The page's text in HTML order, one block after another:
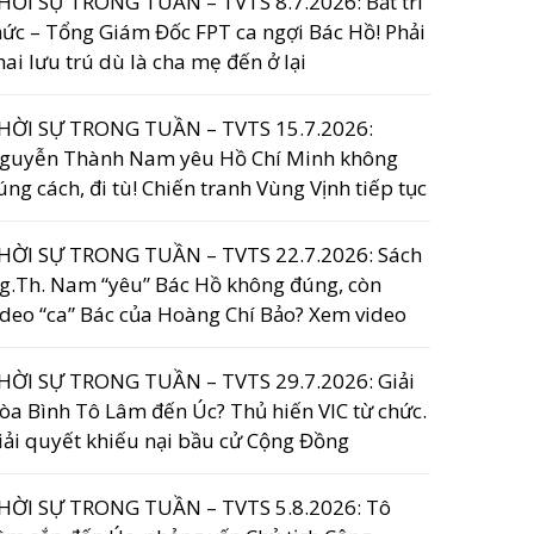
– Tổng Giám Đốc FPT ca ngợi Bác Hồ! Phải
lưu trú dù là cha mẹ đến ở lại
SỰ TRONG TUẦN – TVTS 15.7.2026:
Thành Nam yêu Hồ Chí Minh không
cách, đi tù! Chiến tranh Vùng Vịnh tiếp tục
SỰ TRONG TUẦN – TVTS 22.7.2026: Sách
Nam “yêu” Bác Hồ không đúng, còn
“ca” Bác của Hoàng Chí Bảo? Xem video
SỰ TRONG TUẦN – TVTS 29.7.2026: Giải
Bình Tô Lâm đến Úc? Thủ hiến VIC từ chức.
quyết khiếu nại bầu cử Cộng Đồng
SỰ TRONG TUẦN – TVTS 5.8.2026: Tô